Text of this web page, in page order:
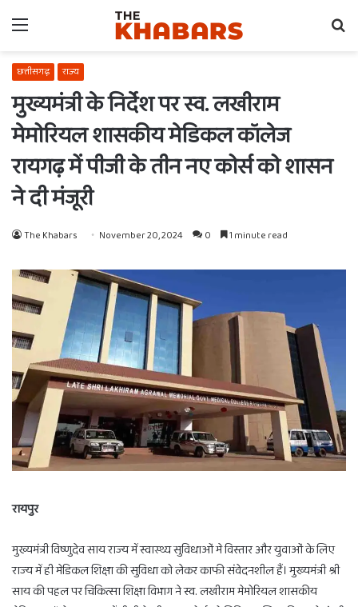
Menu
छत्तीसगढ़ राज्य
मुख्यमंत्री के निर्देश पर स्व. लखीराम
मेमोरियल शासकीय मेडिकल कॉलेज
रायगढ़ में पीजी के तीन नए कोर्स को शासन
ने दी मंजूरी
The Khabars November 20, 2024 0 1 minute read
रायपुर
मुख्यमंत्री विष्णुदेव साय राज्य में स्वास्थ्य सुविधाओं मे विस्तार और युवाओं के लिए
राज्य में ही मेडिकल शिक्षा की सुविधा को लेकर काफी संवेदनशील हैं। मुख्यमंत्री श्री
साय की पहल पर चिकित्सा शिक्षा विभाग ने स्व. लखीराम मेमोरियल शासकीय